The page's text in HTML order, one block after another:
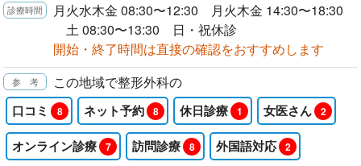
月火水木金 08:30〜12:30 月火木金 14:30〜18:30
土 08:30〜13:30 日・祝休診
開始・終了時間は直接の確認をおすすめします
この地域で整形外科の
口コミ 8 ネット予約 8 休日診療 1 女医さん 2
オンライン診療 7 訪問診療 8 外国語対応 2